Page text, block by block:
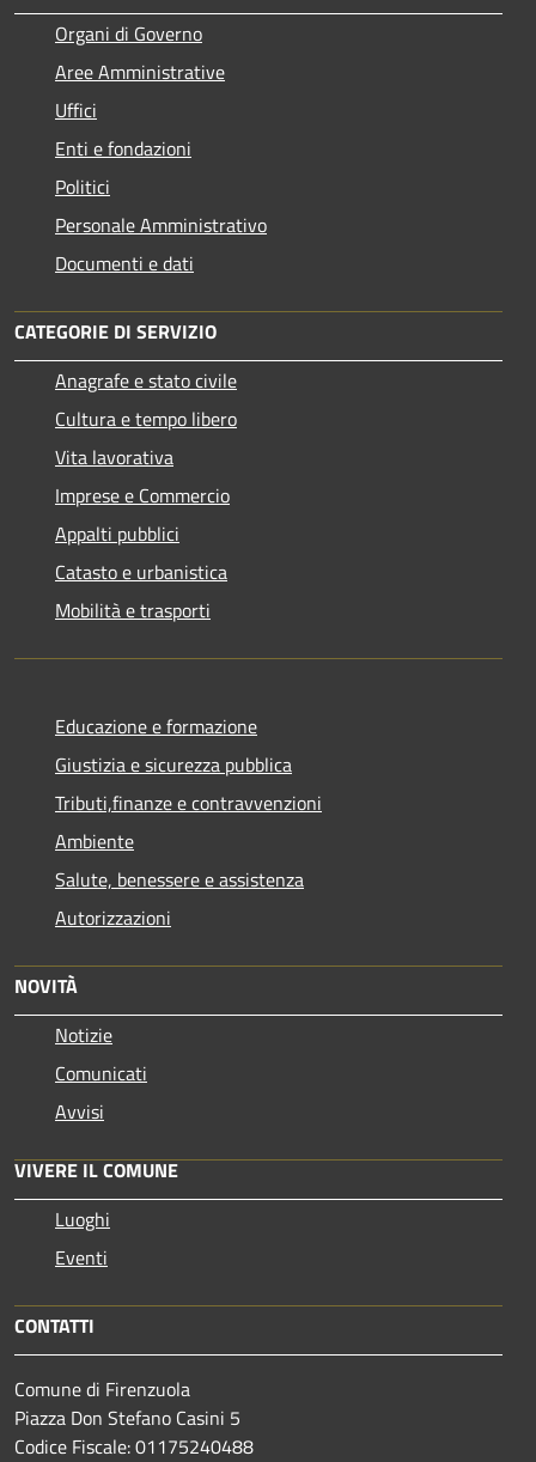
Organi di Governo
Aree Amministrative
Uffici
Enti e fondazioni
Politici
Personale Amministrativo
Documenti e dati
CATEGORIE DI SERVIZIO
Anagrafe e stato civile
Cultura e tempo libero
Vita lavorativa
Imprese e Commercio
Appalti pubblici
Catasto e urbanistica
Mobilità e trasporti
Educazione e formazione
Giustizia e sicurezza pubblica
Tributi,finanze e contravvenzioni
Ambiente
Salute, benessere e assistenza
Autorizzazioni
NOVITÀ
Notizie
Comunicati
Avvisi
VIVERE IL COMUNE
Luoghi
Eventi
CONTATTI
Comune di Firenzuola
Piazza Don Stefano Casini 5
Codice Fiscale: 01175240488